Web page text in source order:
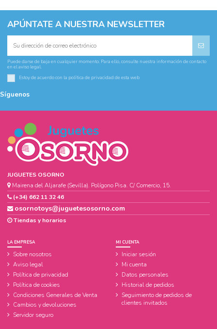
APÚNTATE A NUESTRA NEWSLETTER
Puede darse de baja en cualquier momento. Para ello, consulte nuestra información de contacto
en el aviso legal.
Estoy de acuerdo con la política de privacidad de esta web
Síguenos
JUGUETES OSORNO
Mairena del Aljarafe (Sevilla). Polígono Pisa. C/ Comercio, 15.
(+34) 662 11 32 46
osornotoys@juguetesosorno.com
Tiendas y horarios
LA EMPRESA
Sobre nosotros
Aviso legal
Política de privacidad
Política de cookies
Condiciones Generales de Venta
Cambios y devoluciones
Servidor seguro
MI CUENTA
Iniciar sesión
Mi cuenta
Datos personales
Historial de pedidos
Seguimiento de pedidos de
clientes invitados